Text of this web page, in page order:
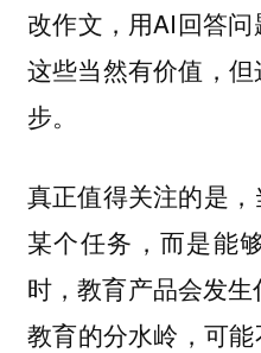
改作文，用AI回答问
这些当然有价值，
步。
真正值得关注的是
某个任务，而是能
时，教育产品会发
教育的分水岭，可